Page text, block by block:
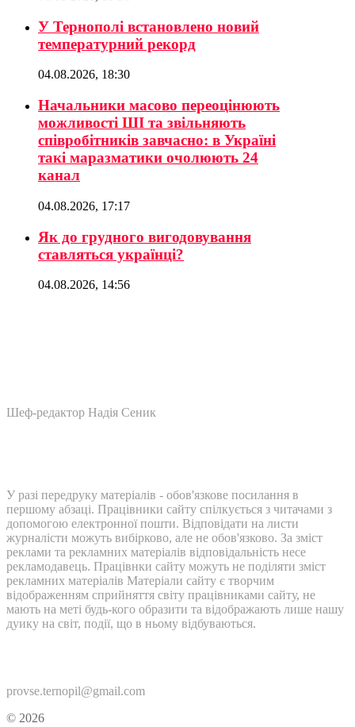
У Тернополі встановлено новий
температурний рекорд
04.08.2026, 18:30
Начальники масово переоцінюють
можливості ШІ та звільняють
співробітників завчасно: в Україні
такі маразматики очолюють 24
канал
04.08.2026, 17:17
Як до грудного вигодовування
ставляться українці?
04.08.2026, 14:56
Шеф-редактор Надія Сеник
У разі передруку матеріалів - обов'язкове посилання в
першому абзаці. Працівники сайту спілкується з читачами з
допомогою електронної пошти. Відповідати на листи
журналісти можуть вибірково, але не обов'язково. За зміст
реклами та рекламних матеріалів відповідальність несе
рекламодавець. Працівнки сайту можуть не поділяти зміст
рекламних матеріалів Матеріали сайту є творчим
відображенням сприйняття світу працівниками сайту, не
мають на меті будь-кого образити та відображають лише нашу
дуику на світ, події, що в ньому відбуваються.
provse.ternopil@gmail.com
© 2026